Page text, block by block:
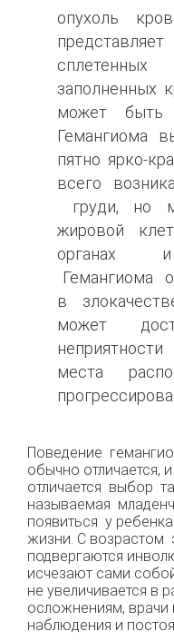
опухоль
сплетенных
заполненных
может быть
Гемангиома
пятно ярко-
всего
груди, но
жировой
органах и
Гемангиома
в
может
места
Поведение
обычно отличается,
отличается выбор
называемая
появиться у
жизни. С возрастом
подвергаются
исчезают сами
не увеличивается в
осложнениям, врачи
наблюдения и